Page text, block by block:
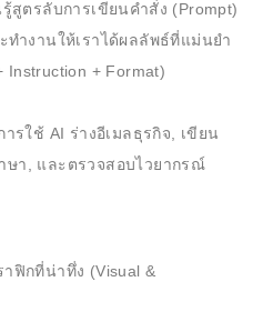
สูตรลับการเขียนคำสั่ง (Prompt)
ทำงานให้เราได้ผลลัพธ์ที่แม่นยำ
Instruction + Format)
รใช้ AI ร่างอีเมลธุรกิจ, เขียน
า, และตรวจสอบไวยากรณ์
ฟิกที่น่าทึ่ง (Visual &